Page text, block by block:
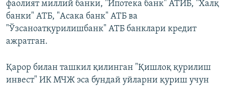
фаолият миллий банки, "Ипотека банк" АТИБ, "Халқ
банки" АТБ, "Асака банк" АТБ ва
"Ўзсаноатқурилишбанк" АТБ банклари кредит
ажратган.
Қарор билан ташкил қилинган "Қишлоқ қурилиш
инвест" ИК МЧЖ эса бундай уйларни қуриш учун